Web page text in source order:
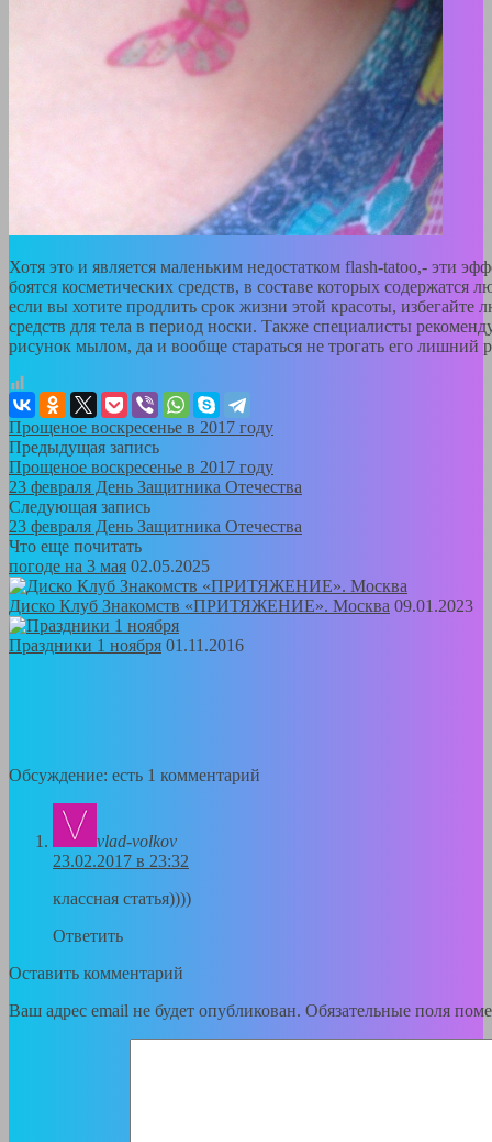
Хотя это и является маленьким недостатком flash-tatoo,- эти
боятся косметических средств, в составе которых содержатся
если вы хотите продлить срок жизни этой красоты, избегайте
средств для тела в период носки. Также специалисты
рисунок мылом, да и вообще стараться не трогать его лишний
Прощеное воскресенье в 2017 году
Предыдущая запись
Прощеное воскресенье в 2017 году
23 февраля День Защитника Отечества
Следующая запись
23 февраля День Защитника Отечества
Что еще почитать
погоде на 3 мая 02.05.2025
Диско Клуб Знакомств «ПРИТЯЖЕНИЕ». Москва 09.01.2023
Праздники 1 ноября 01.11.2016
Обсуждение: есть 1 комментарий
vlad-volkov
23.02.2017 в 23:32
классная статья))))
Ответить
Оставить комментарий
Ваш адрес email не будет опубликован. Обязательные поля